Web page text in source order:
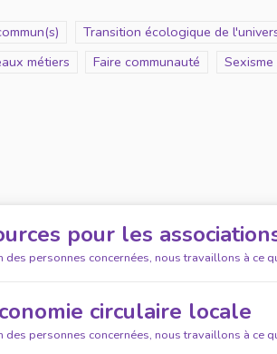
Scope
Transition écologique de
métiers Scope
Faire communauté Scope
pour les
personnes concernées, nous travaillons à ce
circulaire locale
personnes concernées, nous travaillons à ce